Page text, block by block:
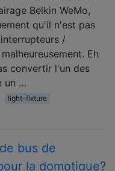
Belkin WeMo,
qu'il n'est pas
/
Eh
convertir l'un des
un …
light-fixture
bus de
la domotique?